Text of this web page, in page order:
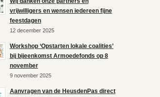
vrijwilligers en wensen iedereen fijne
feestdagen
12 december 2025
Workshop ‘Opstarten lokale coalities’
bij bijeenkomst Armoedefonds op 8
november
9 november 2025
Aanvragen van de HeusdenPas direct